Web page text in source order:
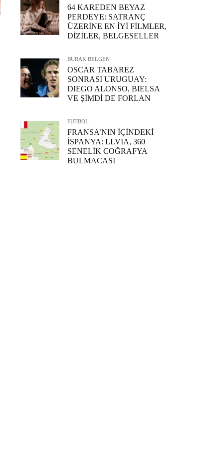
64 KAREDEN BEYAZ
PERDEYE: SATRANÇ
ÜZERİNE EN İYİ FİLMLER,
DİZİLER, BELGESELLER
BURAK BELGEN
OSCAR TABAREZ
SONRASI URUGUAY:
DIEGO ALONSO, BIELSA
VE ŞİMDİ DE FORLAN
FUTBOL
FRANSA’NIN İÇİNDEKİ
İSPANYA: LLVIA, 360
SENELİK COĞRAFYA
BULMACASI